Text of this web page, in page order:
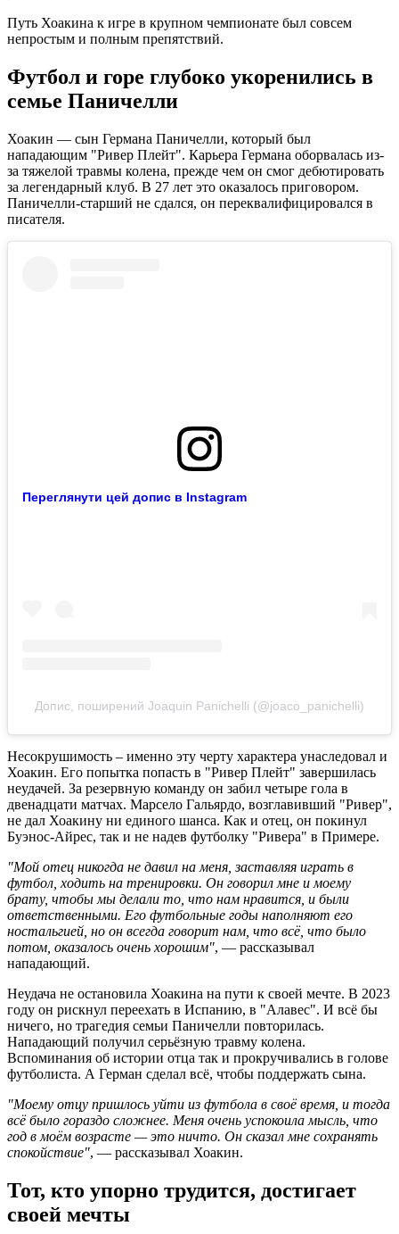
Путь Хоакина к игре в крупном чемпионате был совсем
непростым и полным препятствий.
Футбол и горе глубоко укоренились в
семье Паничелли
Хоакин — сын Германа Паничелли, который был
нападающим "Ривер Плейт". Карьера Германа оборвалась из-
за тяжелой травмы колена, прежде чем он смог дебютировать
за легендарный клуб. В 27 лет это оказалось приговором.
Паничелли-старший не сдался, он переквалифицировался в
писателя.
Переглянути цей допис в Instagram
Допис, поширений Joaquin Panichelli (@joaco_panichelli)
Несокрушимость – именно эту черту характера унаследовал и
Хоакин. Его попытка попасть в "Ривер Плейт" завершилась
неудачей. За резервную команду он забил четыре гола в
двенадцати матчах. Марсело Гальярдо, возглавивший "Ривер",
не дал Хоакину ни единого шанса. Как и отец, он покинул
Буэнос-Айрес, так и не надев футболку "Ривера" в Примере.
"Мой отец никогда не давил на меня, заставляя играть в
футбол, ходить на тренировки. Он говорил мне и моему
брату, чтобы мы делали то, что нам нравится, и были
ответственными. Его футбольные годы наполняют его
ностальгией, но он всегда говорит нам, что всё, что было
потом, оказалось очень хорошим", — рассказывал
нападающий.
Неудача не остановила Хоакина на пути к своей мечте. В 2023
году он рискнул переехать в Испанию, в "Алавес". И всё бы
ничего, но трагедия семьи Паничелли повторилась.
Нападающий получил серьёзную травму колена.
Вспоминания об истории отца так и прокручивались в голове
футболиста. А Герман сделал всё, чтобы поддержать сына.
"Моему отцу пришлось уйти из футбола в своё время, и тогда
всё было гораздо сложнее. Меня очень успокоила мысль, что
год в моём возрасте — это ничто. Он сказал мне сохранять
спокойствие", — рассказывал Хоакин.
Тот, кто упорно трудится, достигает
своей мечты